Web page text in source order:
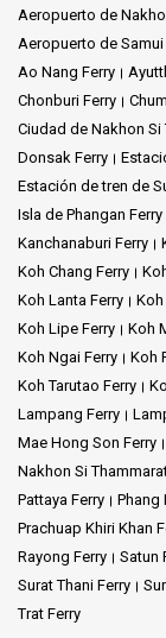
Aeropuerto de
Aeropuerto de Samui
Ao Nang Ferry
Chonburi Ferry
Ciudad de Nakhon Si
Donsak Ferry
Estación de tren de
Isla de Phangan Ferry
Kanchanaburi Ferry
Koh Chang Ferry
Koh Lanta Ferry
Koh Lipe Ferry
Koh
Koh Ngai Ferry
Koh
Koh Tarutao Ferry
Lampang Ferry
Mae Hong Son Ferry
Nakhon Si
Pattaya Ferry
Phang
Prachuap Khiri Khan
Rayong Ferry
Satun
Surat Thani Ferry
Trat Ferry